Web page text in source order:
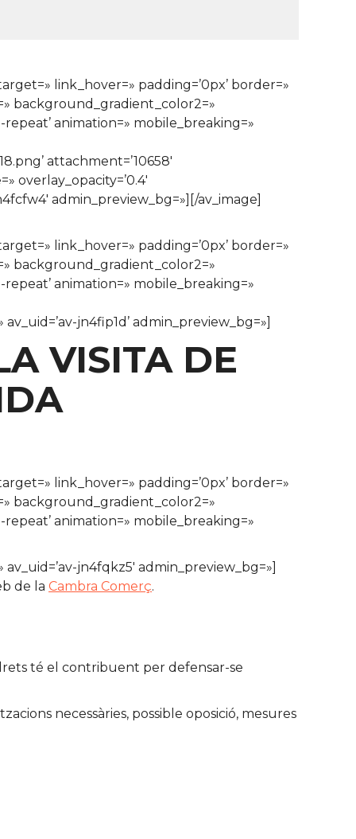
link_hover=» padding=’0px’ border=»
background_gradient_color2=»
animation=» mobile_breaking=»
attachment=’10658′
overlay_opacity=’0.4′
admin_preview_bg=»][/av_image]
link_hover=» padding=’0px’ border=»
background_gradient_color2=»
animation=» mobile_breaking=»
jn4fip1d’ admin_preview_bg=»]
VISITA DE
link_hover=» padding=’0px’ border=»
background_gradient_color2=»
animation=» mobile_breaking=»
jn4fqkz5′ admin_preview_bg=»]
de la Cambra Comerç.
té el contribuent per defensar-se
necessàries, possible oposició, mesures